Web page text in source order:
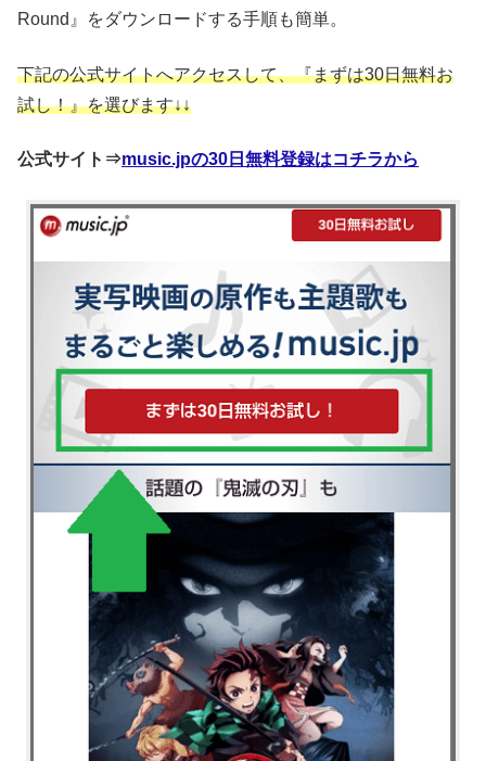
Round』をダウンロードする手順も簡単。
下記の公式サイトへアクセスして、『まずは30日無料お
試し！』を選びます↓↓
公式サイト⇒music.jpの30日無料登録はコチラから